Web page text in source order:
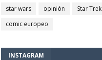
star wars
opinión Star Trek
comic europeo
INSTAGRAM